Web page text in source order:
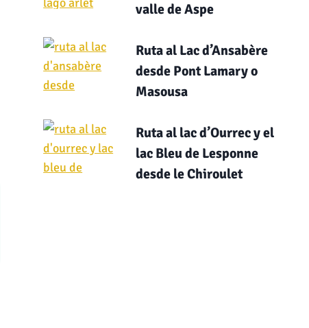
valle de Aspe
Ruta al Lac d’Ansabère
desde Pont Lamary o
Masousa
Ruta al lac d’Ourrec y el
lac Bleu de Lesponne
desde le Chiroulet